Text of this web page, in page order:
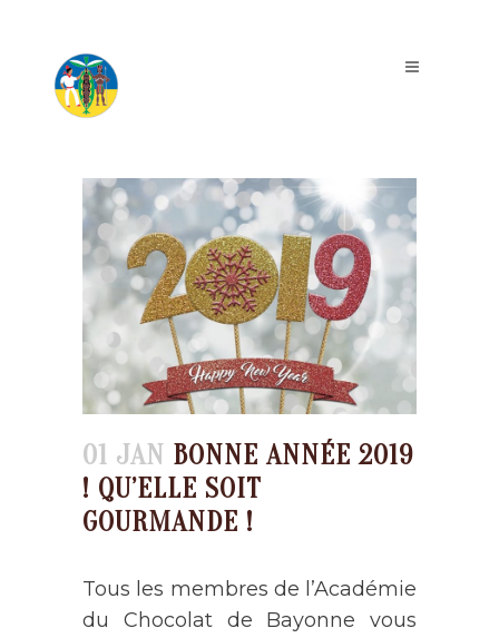
01 JAN BONNE ANNÉE 2019
! QU’ELLE SOIT
GOURMANDE !
Tous les membres de l’Académie
du Chocolat de Bayonne vous